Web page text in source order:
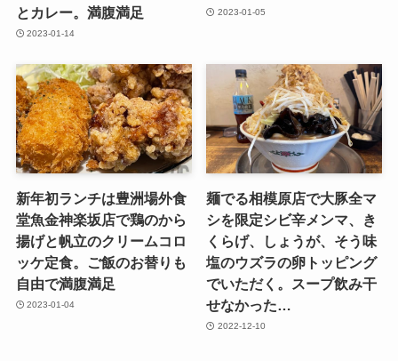
とカレー。満腹満足
2023-01-14
2023-01-05
新年初ランチは豊洲場外食
堂魚金神楽坂店で鶏のから
揚げと帆立のクリームコロ
ッケ定食。ご飯のお替りも
自由で満腹満足
2023-01-04
麺でる相模原店で大豚全マ
シを限定シビ辛メンマ、き
くらげ、しょうが、そう味
塩のウズラの卵トッピング
でいただく。スープ飲み干
せなかった…
2022-12-10